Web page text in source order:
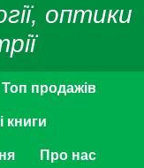
оптики
Топ продажів
книги
Про нас